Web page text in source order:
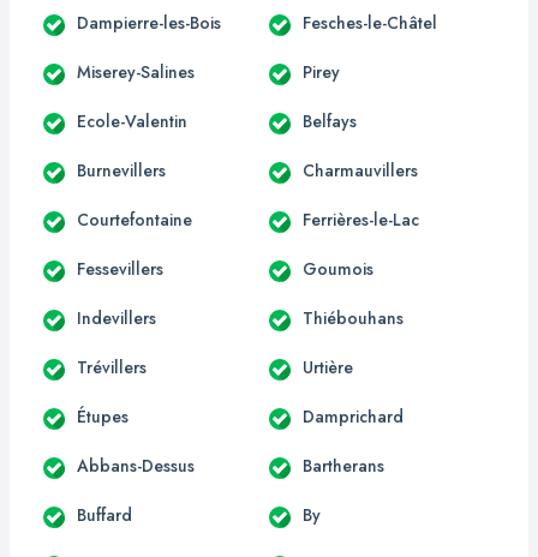
Dampierre-les-Bois Fesches-le-Châtel
Miserey-Salines Pirey
Ecole-Valentin Belfays
Burnevillers Charmauvillers
Courtefontaine Ferrières-le-Lac
Fessevillers Goumois
Indevillers Thiébouhans
Trévillers Urtière
Étupes Damprichard
Abbans-Dessus Bartherans
Buffard By